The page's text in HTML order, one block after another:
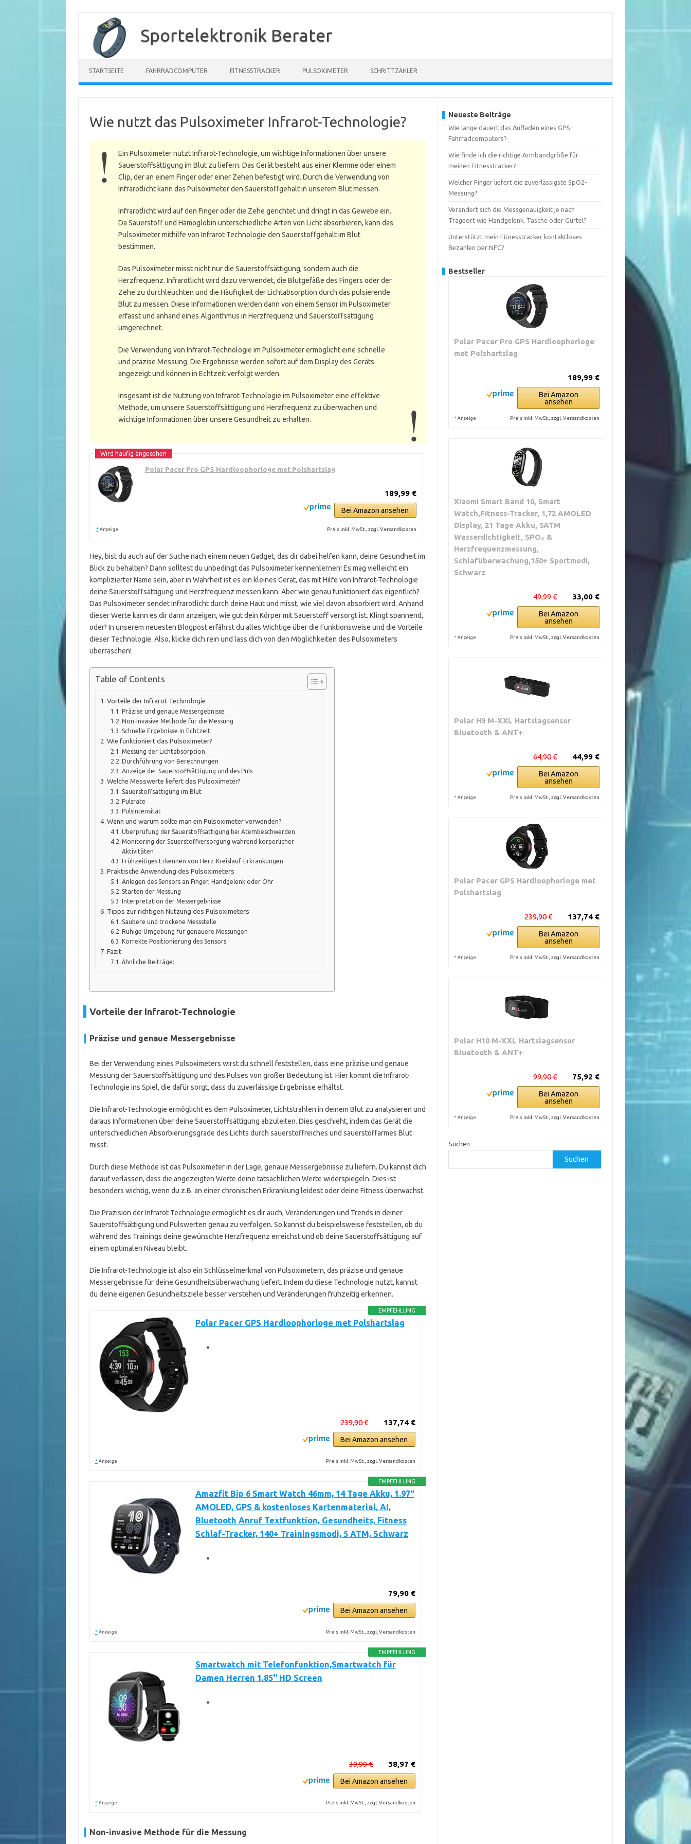
springen
Sportelektronik Berater
STARTSEITE FAHRRADCOMPUTER FITNESSTRACKER PULSOXIMETER SCHRITTZÄHLER
Wie nutzt das Pulsoximeter Infrarot-Technologie?
Ein Pulsoximeter nutzt Infrarot-Technologie, um wichtige Informationen über unsere
Sauerstoffsättigung im Blut zu liefern. Das Gerät besteht aus einer Klemme oder einem
Clip, der an einem Finger oder einer Zehen befestigt wird. Durch die Verwendung von
Infrarotlicht kann das Pulsoximeter den Sauerstoffgehalt in unserem Blut messen.
Infrarotlicht wird auf den Finger oder die Zehe gerichtet und dringt in das Gewebe ein.
Da Sauerstoff und Hämoglobin unterschiedliche Arten von Licht absorbieren, kann das
Pulsoximeter mithilfe von Infrarot-Technologie den Sauerstoffgehalt im Blut
bestimmen.
Das Pulsoximeter misst nicht nur die Sauerstoffsättigung, sondern auch die
Herzfrequenz. Infrarotlicht wird dazu verwendet, die Blutgefäße des Fingers oder der
Zehe zu durchleuchten und die Häufigkeit der Lichtabsorption durch das pulsierende
Blut zu messen. Diese Informationen werden dann von einem Sensor im Pulsoximeter
erfasst und anhand eines Algorithmus in Herzfrequenz und Sauerstoffsättigung
umgerechnet.
Die Verwendung von Infrarot-Technologie im Pulsoximeter ermöglicht eine schnelle
und präzise Messung. Die Ergebnisse werden sofort auf dem Display des Geräts
angezeigt und können in Echtzeit verfolgt werden.
Insgesamt ist die Nutzung von Infrarot-Technologie im Pulsoximeter eine effektive
Methode, um unsere Sauerstoffsättigung und Herzfrequenz zu überwachen und
wichtige Informationen über unsere Gesundheit zu erhalten.
Polar Pacer Pro GPS Hardloophorloge met Polshartslag
189,99 €
Bei Amazon ansehen
* Anzeige Preis inkl. MwSt., zzgl. Versandkosten
Hey, bist du auch auf der Suche nach einem neuen Gadget, das dir dabei helfen kann, deine Gesundheit im
Blick zu behalten? Dann solltest du unbedingt das Pulsoximeter kennenlernen! Es mag vielleicht ein
komplizierter Name sein, aber in Wahrheit ist es ein kleines Gerät, das mit Hilfe von Infrarot-Technologie
deine Sauerstoffsättigung und Herzfrequenz messen kann. Aber wie genau funktioniert das eigentlich?
Das Pulsoximeter sendet Infrarotlicht durch deine Haut und misst, wie viel davon absorbiert wird. Anhand
dieser Werte kann es dir dann anzeigen, wie gut dein Körper mit Sauerstoff versorgt ist. Klingt spannend,
oder? In unserem neuesten Blogpost erfährst du alles Wichtige über die Funktionsweise und die Vorteile
dieser Technologie. Also, klicke dich rein und lass dich von den Möglichkeiten des Pulsoximeters
überraschen!
Table of Contents
Vorteile der Infrarot-Technologie
Präzise und genaue Messergebnisse
Non-invasive Methode für die Messung
Schnelle Ergebnisse in Echtzeit
Wie funktioniert das Pulsoximeter?
Messung der Lichtabsorption
Durchführung von Berechnungen
Anzeige der Sauerstoffsättigung und des Puls
Welche Messwerte liefert das Pulsoximeter?
Sauerstoffsättigung im Blut
Pulsrate
Pulsintensität
Wann und warum sollte man ein Pulsoximeter verwenden?
Überprüfung der Sauerstoffsättigung bei Atembeschwerden
Monitoring der Sauerstoffversorgung während körperlicher
Aktivitäten
Frühzeitiges Erkennen von Herz-Kreislauf-Erkrankungen
Praktische Anwendung des Pulsoximeters
Anlegen des Sensors an Finger, Handgelenk oder Ohr
Starten der Messung
Interpretation der Messergebnisse
Tipps zur richtigen Nutzung des Pulsoximeters
Saubere und trockene Messstelle
Ruhige Umgebung für genauere Messungen
Korrekte Positionierung des Sensors
Fazit
Ähnliche Beiträge:
Vorteile der Infrarot-Technologie
Präzise und genaue Messergebnisse
Bei der Verwendung eines Pulsoximeters wirst du schnell feststellen, dass eine präzise und genaue
Messung der Sauerstoffsättigung und des Pulses von großer Bedeutung ist. Hier kommt die Infrarot-
Technologie ins Spiel, die dafür sorgt, dass du zuverlässige Ergebnisse erhältst.
Die Infrarot-Technologie ermöglicht es dem Pulsoximeter, Lichtstrahlen in deinem Blut zu analysieren und
daraus Informationen über deine Sauerstoffsättigung abzuleiten. Dies geschieht, indem das Gerät die
unterschiedlichen Absorbierungsgrade des Lichts durch sauerstoffreiches und sauerstoffarmes Blut
misst.
Durch diese Methode ist das Pulsoximeter in der Lage, genaue Messergebnisse zu liefern. Du kannst dich
darauf verlassen, dass die angezeigten Werte deine tatsächlichen Werte widerspiegeln. Dies ist
besonders wichtig, wenn du z.B. an einer chronischen Erkrankung leidest oder deine Fitness überwachst.
Die Präzision der Infrarot-Technologie ermöglicht es dir auch, Veränderungen und Trends in deiner
Sauerstoffsättigung und Pulswerten genau zu verfolgen. So kannst du beispielsweise feststellen, ob du
während des Trainings deine gewünschte Herzfrequenz erreichst und ob deine Sauerstoffsättigung auf
einem optimalen Niveau bleibt.
Die Infrarot-Technologie ist also ein Schlüsselmerkmal von Pulsoximetern, das präzise und genaue
Messergebnisse für deine Gesundheitsüberwachung liefert. Indem du diese Technologie nutzt, kannst
du deine eigenen Gesundheitsziele besser verstehen und Veränderungen frühzeitig erkennen.
EMPFEHLUNG
Polar Pacer GPS Hardloophorloge met Polshartslag
137,74 €
239,90 €
Bei Amazon ansehen
* Anzeige Preis inkl. MwSt., zzgl. Versandkosten
EMPFEHLUNG
Amazfit Bip 6 Smart Watch 46mm, 14 Tage Akku, 1.97“
AMOLED, GPS & kostenloses Kartenmaterial, AI,
Bluetooth Anruf Textfunktion, Gesundheits, Fitness
Schlaf-Tracker, 140+ Trainingsmodi, 5 ATM, Schwarz
79,90 €
Bei Amazon ansehen
* Anzeige Preis inkl. MwSt., zzgl. Versandkosten
EMPFEHLUNG
Smartwatch mit Telefonfunktion,Smartwatch für
Damen Herren 1.85'' HD Screen
38,97 €
39,99 €
Bei Amazon ansehen
* Anzeige Preis inkl. MwSt., zzgl. Versandkosten
Non-invasive Methode für die Messung
Neueste Beiträge
Wie lange dauert das Aufladen eines GPS-
Fahrradcomputers?
Wie finde ich die richtige Armbandgröße für
meinen Fitnesstracker?
Welcher Finger liefert die zuverlässigste SpO2-
Messung?
Verändert sich die Messgenauigkeit je nach
Trageort wie Handgelenk, Tasche oder Gürtel?
Unterstützt mein Fitnesstracker kontaktloses
Bezahlen per NFC?
Bestseller
Polar Pacer Pro GPS Hardloophorloge
met Polshartslag
189,99 €
Bei Amazon
ansehen
* Anzeige Preis inkl. MwSt., zzgl. Versandkosten
Xiaomi Smart Band 10, Smart
Watch,Fitness-Tracker, 1,72 AMOLED
Display, 21 Tage Akku, 5ATM
Wasserdichtigkeit, SPO₂ &
Herzfrequenzmessung,
Schlafüberwachung,150+ Sportmodi,
Schwarz
33,00 €
49,99 €
Bei Amazon
ansehen
* Anzeige Preis inkl. MwSt., zzgl. Versandkosten
Polar H9 M-XXL Hartslagsensor
Bluetooth & ANT+
44,99 €
64,90 €
Bei Amazon
ansehen
* Anzeige Preis inkl. MwSt., zzgl. Versandkosten
Polar Pacer GPS Hardloophorloge met
Polshartslag
137,74 €
239,90 €
Bei Amazon
ansehen
* Anzeige Preis inkl. MwSt., zzgl. Versandkosten
Polar H10 M-XXL Hartslagsensor
Bluetooth & ANT+
75,92 €
99,90 €
Bei Amazon
ansehen
* Anzeige Preis inkl. MwSt., zzgl. Versandkosten
Suchen
Suchen